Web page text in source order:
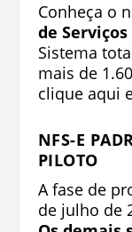
Conheça o
de
Sistema
mais de
clique aqui
NFS-E
PILOTO
A fase de
de julho de